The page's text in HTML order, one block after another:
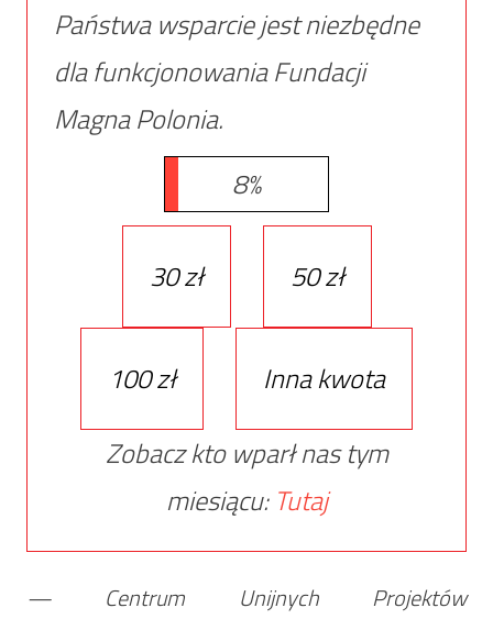
Państwa wsparcie jest niezbędne
dla funkcjonowania Fundacji
Magna Polonia.
8%
30 zł 50 zł
100 zł
Inna kwota
Zobacz kto wparł nas tym
miesiącu: Tutaj
— Centrum Unijnych Projektów